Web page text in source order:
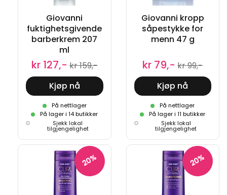
Giovanni
fuktighetsgivende
barberkrem 207
ml
kr 127,- kr 159,-
Kjøp nå
På nettlager
På lager i 14 butikker
Sjekk lokal
tilgjengelighet
Giovanni kropp
såpestykke for
menn 47 g
kr 79,- kr 99,-
Kjøp nå
På nettlager
På lager i 11 butikker
Sjekk lokal
tilgjengelighet
20% 20%